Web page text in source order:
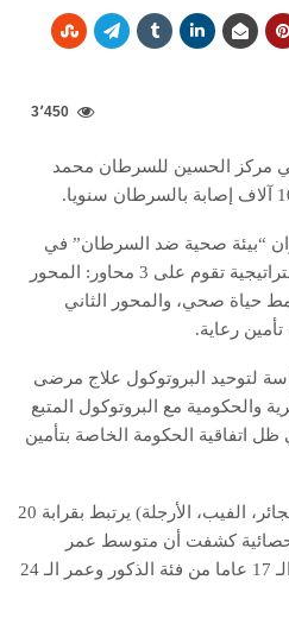
3٬450
مركز الحسين للسرطان محمد
“بيئة صحية ضد السرطان” في
جرش، أن المركز يعمل وفق استراتيجية تقوم على 3 محاور: المحور
نمط حياة صحي، والمحور الثاني
رعاية.
لتوحيد البروتوكول علاج مرضى
والحكومية مع البروتوكول المتبع
اتفاقية الحكومة الخاصة بتأمين
وكشف عباس بأن التدخين (السجائر، الفيب، الأرجلة) يرتبط بقرابة 20
كشفت أن متوسط عمر
المدخنين هم فئة الشباب بعمر الـ 17 عاما من فئة الذكور وعمر الـ 24